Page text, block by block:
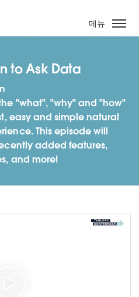
메뉴
to Ask Data
"what", "why" and "how"
easy and simple natural
This episode will
added features,
and more!